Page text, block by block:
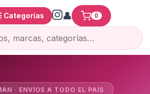
Categorías 0
· ENVÍOS A TODO EL PAÍS